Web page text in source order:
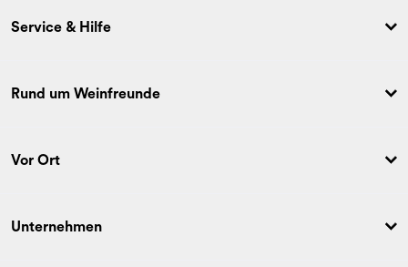
Service & Hilfe
Rund um Weinfreunde
Vor Ort
Unternehmen